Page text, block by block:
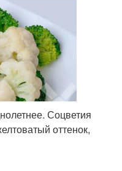
Соцветия
оттенок,